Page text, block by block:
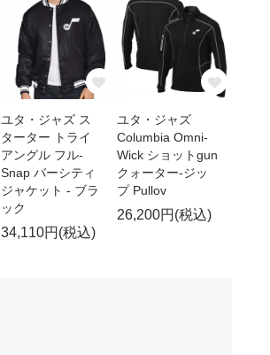
ユタ・ジャズ ス
ターター トライ
アングル フル-
Snap バーシティ
ジャケット - ブラ
ック
34,110円(税込)
ユタ・ジャズ
Columbia Omni-
Wick ショットgun
クォーター-ジッ
プ Pullov
26,200円(税込)